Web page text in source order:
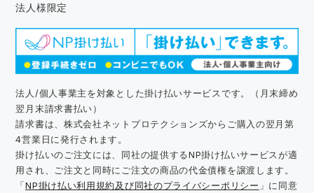
法人様限定
法人/個人事業主を対象とした掛け払いサービスです。（月末締め
翌月末請求書払い）
請求書は、株式会社ネットプロテクションズからご購入の翌月第
4営業日に発行されます。
掛け払いのご注文には、同社の提供するNP掛け払いサービスが適
用され、ご注文と同時にご注文の商品の代金債権を譲渡します。
「NP掛け払い利用規約及び同社のプライバシーポリシー 」に同意